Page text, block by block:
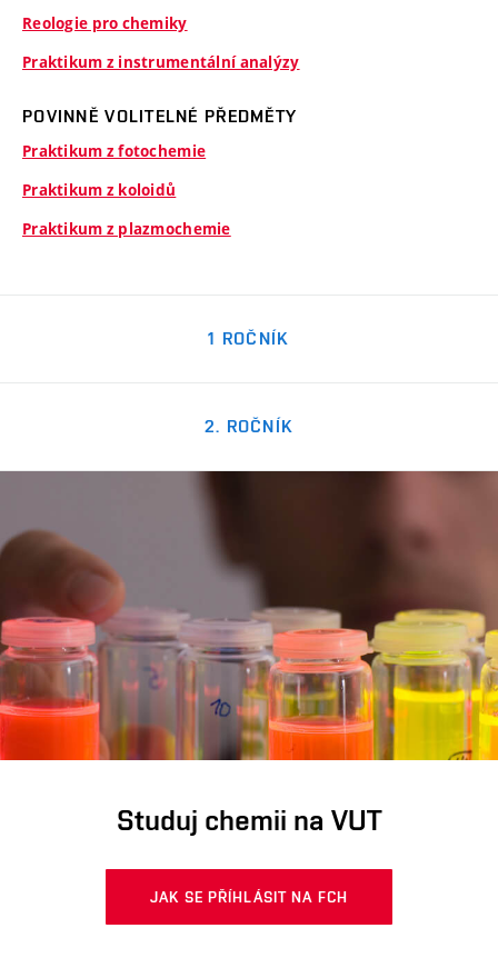
Reologie pro chemiky
Praktikum z instrumentální analýzy
POVINNĚ VOLITELNÉ PŘEDMĚTY
Praktikum z fotochemie
Praktikum z koloidů
Praktikum z plazmochemie
1 ROČNÍK
2. ROČNÍK
Studuj chemii na VUT
JAK SE PŘÍHLÁSIT NA FCH